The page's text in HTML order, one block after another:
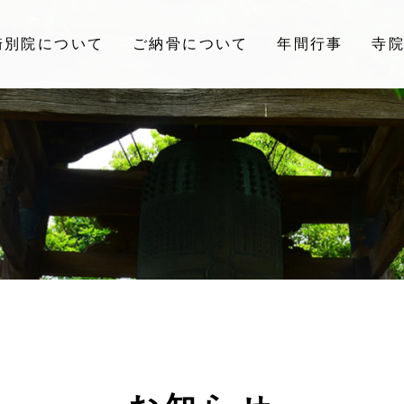
院について ご納骨について 年間行事 寺